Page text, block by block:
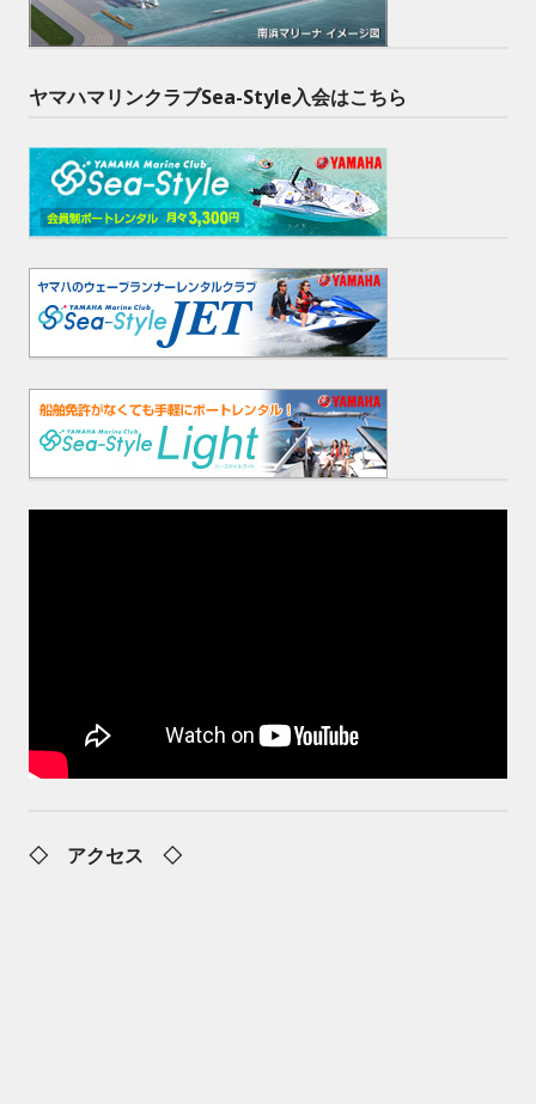
ヤマハマリンクラブSea-Style入会はこちら
◇ アクセス ◇